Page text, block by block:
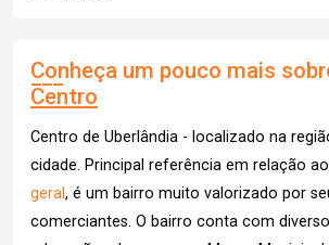
Conheça um pouco mais
Centro
Centro de Uberlândia - localizado na
cidade. Principal referência em relação ao
geral, é um bairro muito valorizado por
comerciantes. O bairro conta com